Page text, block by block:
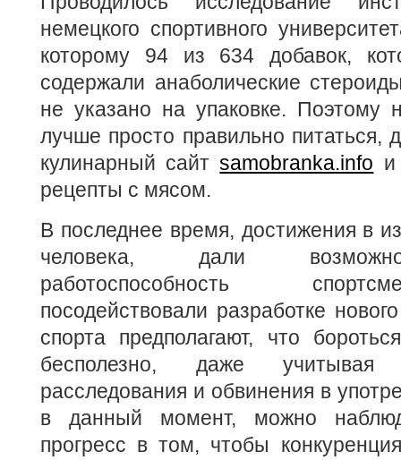
немецкого спортивного
которому 94 из 634 добавок,
содержали анаболические
не указано на упаковке. Поэтому
лучше просто правильно питаться,
кулинарный сайтsamobranka.info
рецепты с мясом.
В последнее время, достижения в
человека, дали
работоспособность
посодействовали разработке
спорта предполагают, что
бесполезно, даже учитывая
расследования и обвинения в
в данный момент, можно
прогресс в том, чтобы